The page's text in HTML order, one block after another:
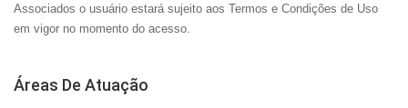
Associados o usuário estará sujeito aos Termos e Condições de Uso
em vigor no momento do acesso.
Áreas De Atuação